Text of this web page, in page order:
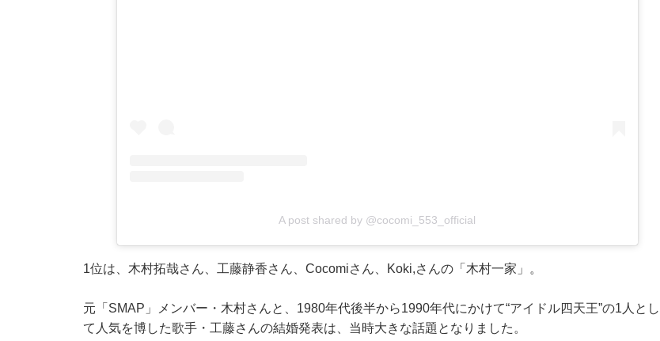
A post shared by @cocomi_553_official
1位は、木村拓哉さん、工藤静香さん、Cocomiさん、Koki,さんの「木村一家」。
元「SMAP」メンバー・木村さんと、1980年代後半から1990年代にかけて“アイドル四天王”の1人とし
て人気を博した歌手・工藤さんの結婚発表は、当時大きな話題となりました。